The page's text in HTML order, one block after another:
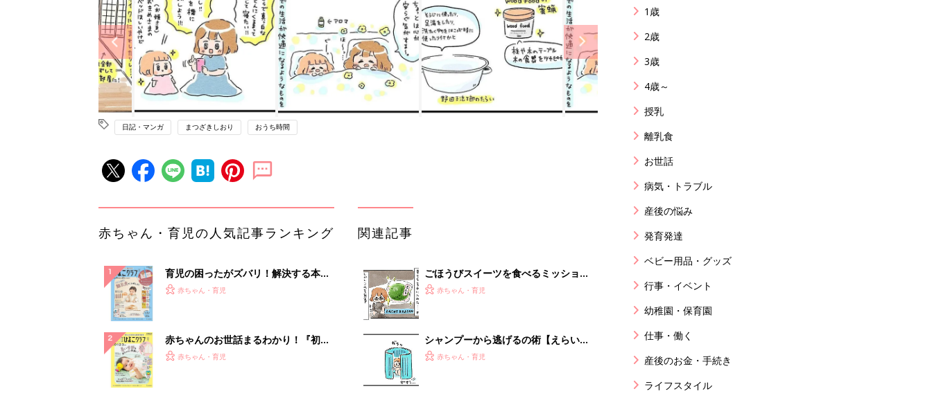
日記・マンガ まつざきしおり おうち時間
赤ちゃん・育児の人気記事ランキング
育児の困ったがズバリ！解決する本
『ひよこクラブ 秋号』 4カ月～2才
赤ちゃん・育児
赤ちゃんのお世話まるわかり！『初め
てのひよこクラブ 夏号』〈巻頭大特
赤ちゃん・育児
関連記事
ごほうびスイーツを食べるミッション
がインポッシブル【えらいこっちゃ！
赤ちゃん・育児
シャンプーから逃げるの術【えらいこ
っちゃ！育児生活#113】
赤ちゃん・育児
1歳
2歳
3歳
4歳～
授乳
離乳食
お世話
病気・トラブル
産後の悩み
発育発達
ベビー用品・グッズ
行事・イベント
幼稚園・保育園
仕事・働く
産後のお金・手続き
ライフスタイル